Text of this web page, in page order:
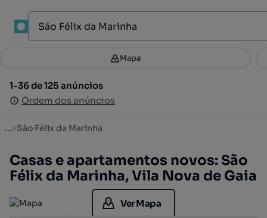
Filtros 2
1-36 de 125 anúncios
Ordem dos anúncios
Mapa
1-36 de 125 anúncios
Ordem dos anúncios
... São Félix da Marinha
Casas e apartamentos novos: São
Félix da Marinha, Vila Nova de Gaia
Ver Mapa